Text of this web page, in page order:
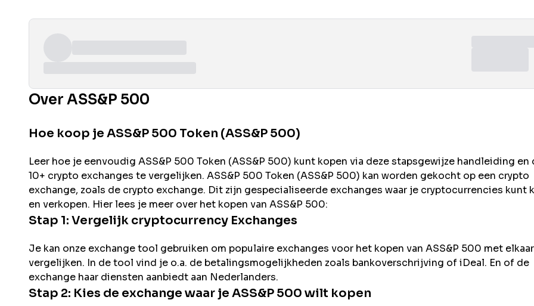
Over ASS&P 500
Hoe koop je ASS&P 500 Token (ASS&P 500)
Leer hoe je eenvoudig ASS&P 500 Token (ASS&P 500) kunt kopen via deze stapsgewijze handleiding en
10+ crypto exchanges te vergelijken. ASS&P 500 Token (ASS&P 500) kan worden gekocht op een crypto
exchange, zoals de crypto exchange. Dit zijn gespecialiseerde exchanges waar je cryptocurrencies kunt
en verkopen. Hier lees je meer over het kopen van ASS&P 500:
Stap 1: Vergelijk cryptocurrency Exchanges
Je kan onze exchange tool gebruiken om populaire exchanges voor het kopen van ASS&P 500 met
vergelijken. In de tool vind je o.a. de betalingsmogelijkheden zoals bankoverschrijving of iDeal. En of de
exchange haar diensten aanbiedt aan Nederlanders.
Stap 2: Kies de exchange waar je ASS&P 500 wilt kopen